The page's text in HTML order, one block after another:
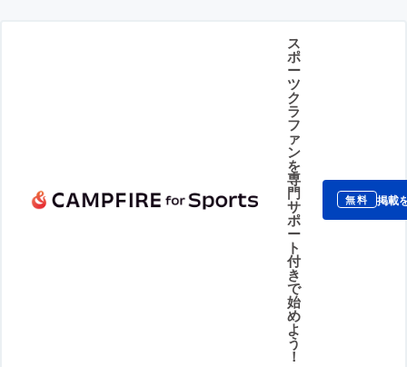
ス
ポ
ー
ツ
ク
ラ
フ
ァ
ン
を
専
門
サ
ポ
ー
ト
付
き
で
始
め
よ
う
！
無料 掲載